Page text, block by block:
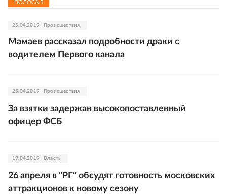
ПОЛОСА 5
25.04.2019 Происшествия
Мамаев рассказал подробности драки с
водителем Первого канала
25.04.2019 Происшествия
За взятки задержан высокопоставленный
офицер ФСБ
19.04.2019 Власть
26 апреля в "РГ" обсудят готовность московских
аттракционов к новому сезону